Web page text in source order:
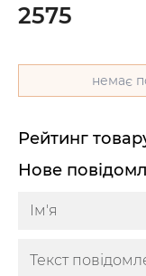
2575
немає
Рейтинг
Нове